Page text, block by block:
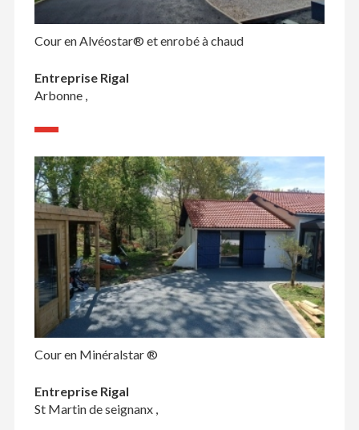
Cour en Alvéostar® et enrobé à chaud
Entreprise Rigal
Arbonne ,
Cour en Minéralstar ®
Entreprise Rigal
St Martin de seignanx ,